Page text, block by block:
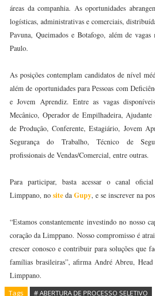
áreas da companhia. As oportunidades
logísticas, administrativas e comerciais,
Pavuna, Queimados e Botafogo, além de vagas
Paulo.
As posições contemplam candidatos de nível
além de oportunidades para Pessoas com
e Jovem Aprendiz. Entre as vagas
Mecânico, Operador de Empilhadeira,
de Produção, Conferente, Estagiário, Jovem
Segurança do Trabalho, Técnico de
profissionais de Vendas/Comercial, entre outras.
Para participar, basta acessar o canal
Limppano, no siteda Gupy, e se inscrever na
“Estamos constantemente investindo no nosso
coração da Limppano. Nosso compromisso é
crescer conosco e contribuir para soluções que
famílias brasileiras”, afirma André Abreu, Head
Limppano.
Tags # ABERTURA DE PROCESSO SELETIVO